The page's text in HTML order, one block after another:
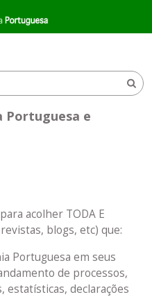
Portuguesa e
acolher TODA E
blogs, etc) que:
Portuguesa em seus
de processos,
estatísticas, declarações